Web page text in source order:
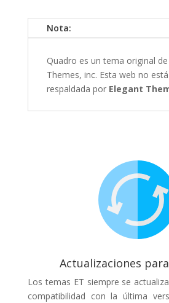
Nota:
Quadro es un tema original
Themes, inc. Esta web no
respaldada por Elegant
Actualizaciones
Los temas ET siempre se
compatibilidad con la última